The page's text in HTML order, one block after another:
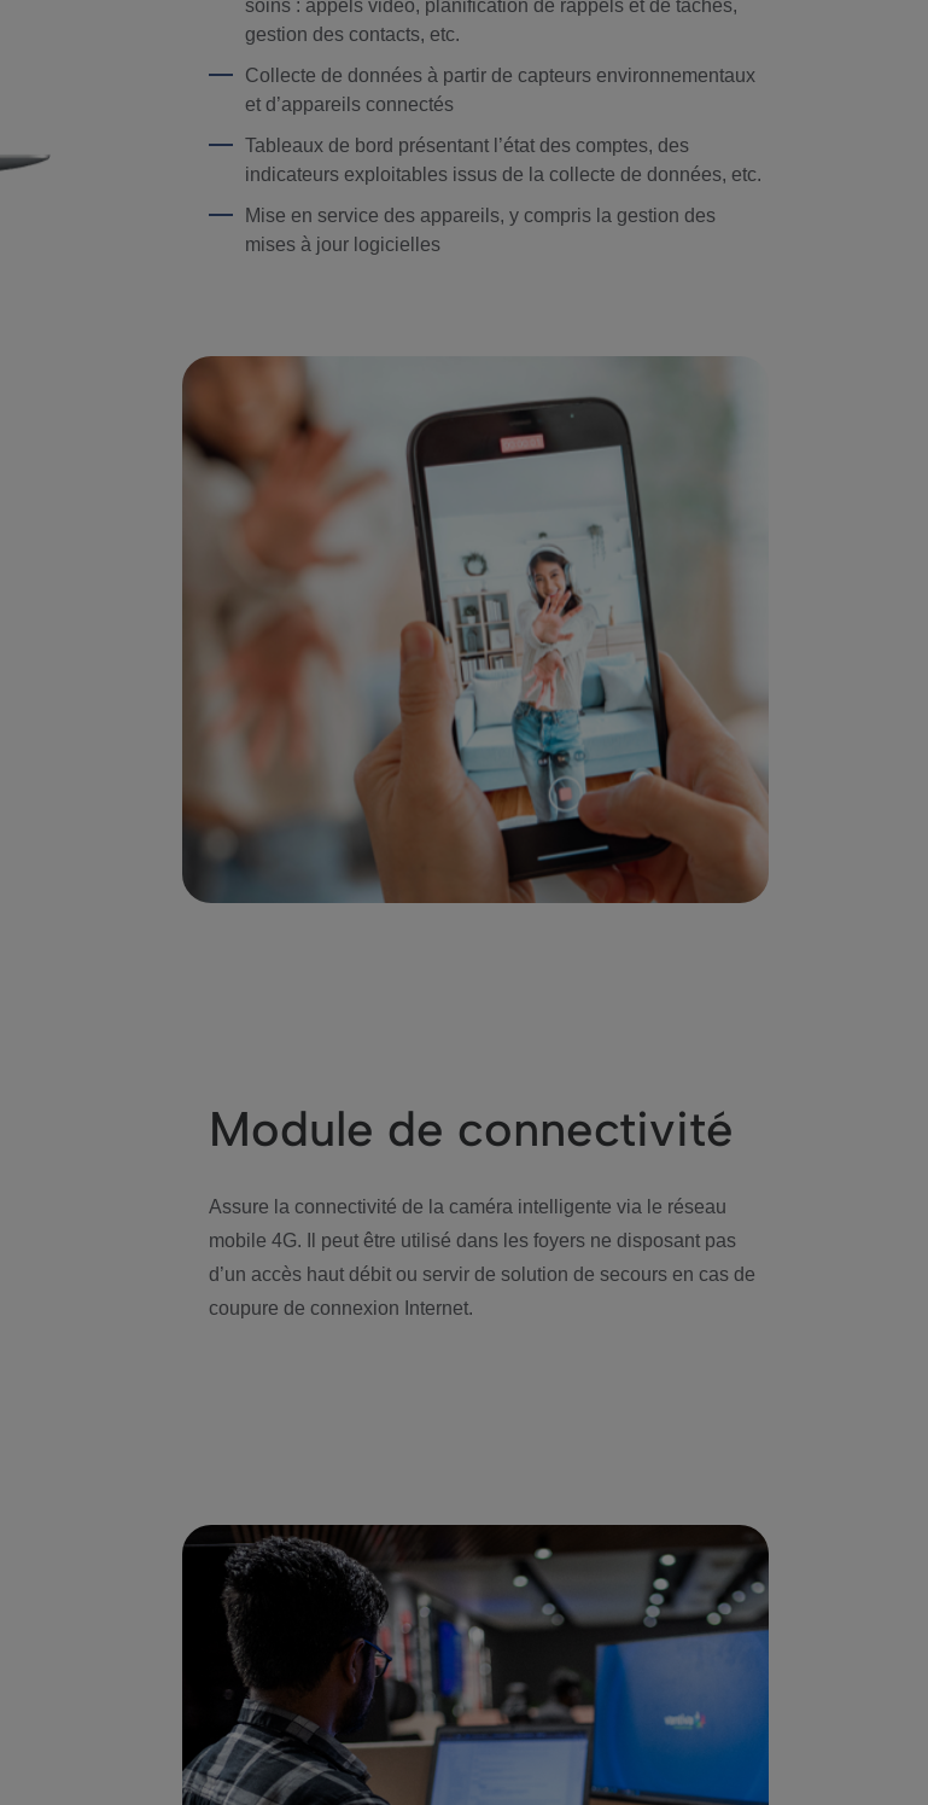
soins : appels vidéo, planification de rappels et de tâches,
gestion des contacts, etc.
Collecte de données à partir de capteurs environnementaux
et d’appareils connectés
Tableaux de bord présentant l’état des comptes, des
indicateurs exploitables issus de la collecte de données, etc.
Mise en service des appareils, y compris la gestion des
mises à jour logicielles
Module de connectivité
Assure la connectivité de la caméra intelligente via le réseau
mobile 4G. Il peut être utilisé dans les foyers ne disposant pas
d’un accès haut débit ou servir de solution de secours en cas de
coupure de connexion Internet.